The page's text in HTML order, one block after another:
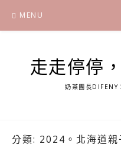
content
MENU
走走停停
奶茶團長DIFENY
分類: 2024。北海道親